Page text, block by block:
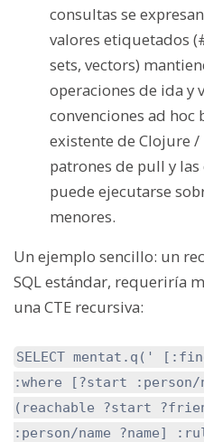
consultas se
valores etiquetados
sets, vectors)
operaciones de ida y
convenciones ad hoc
existente de Clojure
patrones de pull y
puede ejecutarse
menores.
Un ejemplo sencillo: un
SQL estándar, requeriría
una CTE recursiva:
SELECT mentat.q('
:where [?start :person/
(reachable ?start
:person/name ?name]